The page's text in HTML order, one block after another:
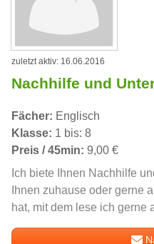
zuletzt aktiv: 16.06.2016
Nachhilfe und
Fächer: Englisch
Klasse: 1 bis: 8
Preis / 45min: 9,00 €
Ich biete Ihnen Nachhilfe
Ihnen zuhause oder gerne
hat, mit dem lese ich gerne